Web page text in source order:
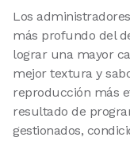
Los
más profundo del
lograr una mayor
mejor textura y
reproducción más
resultado de
gestionados,